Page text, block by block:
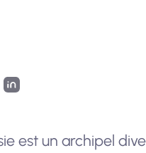
eSIM
est un archipel